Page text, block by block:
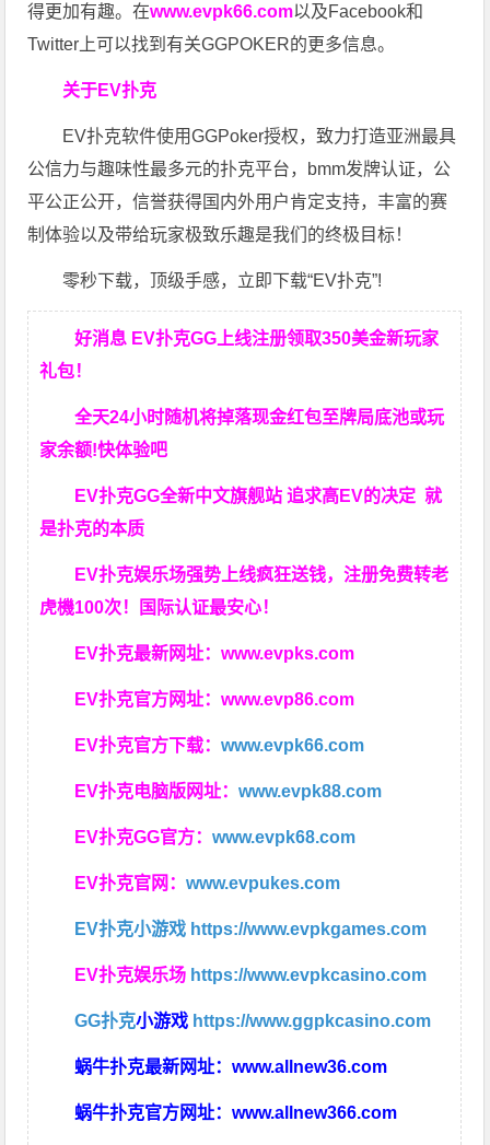
得更加有趣。在www.evpk66.com以及Facebook和
Twitter上可以找到有关GGPOKER的更多信息。
关于EV扑克
EV扑克软件使用GGPoker授权，致力打造亚洲最具
公信力与趣味性最多元的扑克平台，bmm发牌认证，公
平公正公开，信誉获得国内外用户肯定支持，丰富的赛
制体验以及带给玩家极致乐趣是我们的终极目标！
零秒下载，顶级手感，立即下载“EV扑克”!
好消息 EV扑克GG上线注册领取350美金新玩家
礼包！
全天24小时随机将掉落现金红包至牌局底池或玩
家余额!快体验吧
EV扑克GG全新中文旗舰站 追求高EV的决定就
是扑克的本质
EV扑克娱乐场强势上线疯狂送钱，注册免费转老
虎機100次！国际认证最安心！
EV扑克最新网址：www.evpks.com
EV扑克官方网址：www.evp86.com
EV扑克官方下载：www.evpk66.com
EV扑克电脑版网址：www.evpk88.com
EV扑克GG官方：www.evpk68.com
EV扑克官网：www.evpukes.com
EV扑克小游戏 https://www.evpkgames.com
EV扑克娱乐场 https://www.evpkcasino.com
GG扑克小游戏 https://www.ggpkcasino.com
蜗牛扑克最新网址：www.allnew36.com
蜗牛扑克官方网址：www.allnew366.com